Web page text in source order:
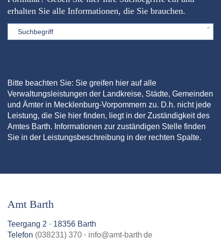
erhalten Sie alle Informationen, die Sie brauchen.
Sword
Bitte beachten Sie: Sie greifen hier auf alle
Verwaltungsleistungen der Landkreise, Städte, Gemeinden
und Ämter in Mecklenburg-Vorpommern zu. D.h. nicht jede
Leistung, die Sie hier finden, liegt in der Zuständigkeit des
Amtes Barth. Informationen zur zuständigen Stelle finden
Sie in der Leistungsbeschreibung in der rechten Spalte.
Amt Barth
Teergang 2 · 18356 Barth
Telefon (038231) 370 · info@amt-barth.de